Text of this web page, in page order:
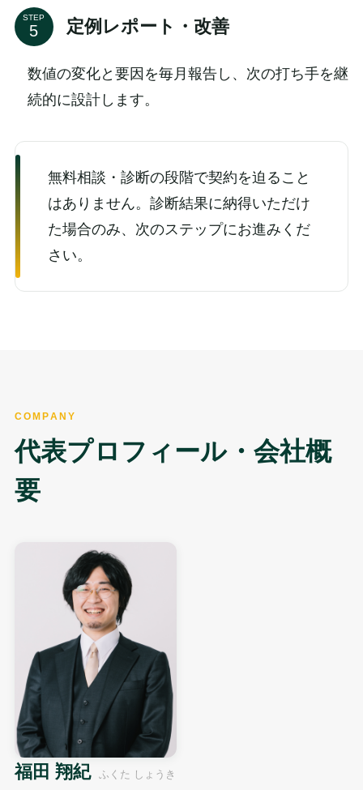
STEP 定例レポート・改善
数値の変化と要因を毎月報告し、次の打ち手を継
続的に設計します。
無料相談・診断の段階で契約を迫ること
はありません。診断結果に納得いただけ
た場合のみ、次のステップにお進みくだ
さい。
COMPANY
代表プロフィール・会社概
要
福田 翔紀
ふくた しょうき